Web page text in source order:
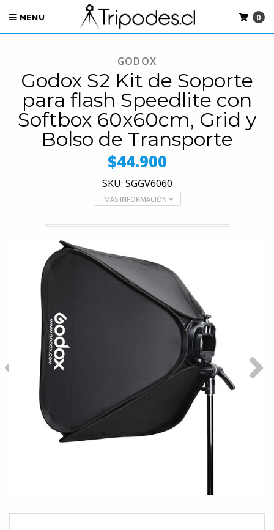
MENU 0
GODOX
Godox S2 Kit de Soporte
para flash Speedlite con
Softbox 60x60cm, Grid y
Bolso de Transporte
$44.900
SKU: SGGV6060
MÁS INFORMACIÓN